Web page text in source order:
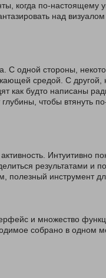
когда по-настоящему
над визуалом
С одной стороны,
средой. С другой,
как будто написаны
чтобы втянуть
Интуитивно
результатами и
полезный инструмент
и множество
собрано в одном